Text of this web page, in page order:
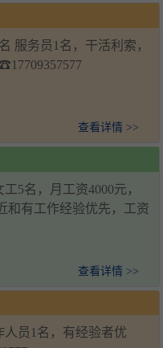
服务员1名，干活利索，
查看详情 >>
5名，月工资4000元，
和有工作经验优先，工资
查看详情 >>
员1名，有经验者优